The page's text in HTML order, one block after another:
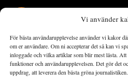
Vi använder
För bästa användarupplevelse använder vi kakor
om er användare. Om ni accepterar det så kan vi
inloggade och vilka artiklar som blir mest lästa. Att
funktioner och användarupplevelsen. Det gör det
uppdrag, att leverera den bästa gröna journalistiken.
Landets Fria Tidning är en
det viktigaste som händer lokalt och
omställningsrörelsen. En omställning